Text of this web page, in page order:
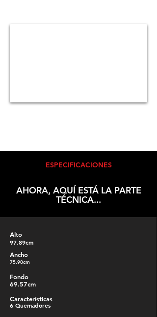
ESPECIFICACIONES
AHORA, AQUÍ ESTÁ LA PARTE
TÉCNICA...
Alto
97.89cm
Ancho
75.90cm
Fondo
69.57cm
Características
6 Quemadores